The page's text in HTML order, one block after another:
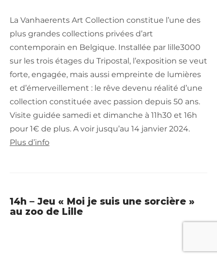
La Vanhaerents Art Collection constitue l’une des
plus grandes collections privées d’art
contemporain en Belgique. Installée par lille3000
sur les trois étages du Tripostal, l’exposition se veut
forte, engagée, mais aussi empreinte de lumières
et d’émerveillement : le rêve devenu réalité d’une
collection constituée avec passion depuis 50 ans.
Visite guidée samedi et dimanche à 11h30 et 16h
pour 1€ de plus. A voir jusqu’au 14 janvier 2024.
Plus d’info
14h – Jeu « Moi je suis une sorcière »
au zoo de Lille